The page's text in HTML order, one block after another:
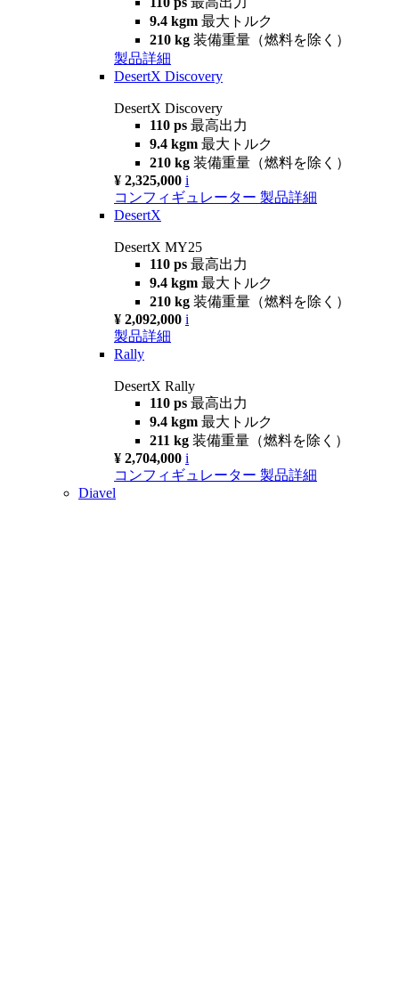
9.4 kgm 最大トルク
210 kg 装備重量（燃料を除く）
製品詳細
DesertX Discovery
DesertX Discovery
110 ps 最高出力
9.4 kgm 最大トルク
210 kg 装備重量（燃料を除く）
¥ 2,325,000 i
コンフィギュレーター 製品詳細
DesertX
DesertX MY25
110 ps 最高出力
9.4 kgm 最大トルク
210 kg 装備重量（燃料を除く）
¥ 2,092,000 i
製品詳細
Rally
DesertX Rally
110 ps 最高出力
9.4 kgm 最大トルク
211 kg 装備重量（燃料を除く）
¥ 2,704,000 i
コンフィギュレーター 製品詳細
Diavel